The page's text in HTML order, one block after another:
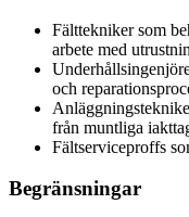
Fälttekniker som
arbete med
och
från muntliga
Fältserviceproffs
Begränsningar